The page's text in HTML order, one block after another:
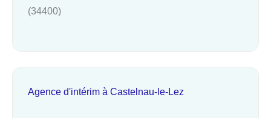
(34400)
Agence d'intérim à Castelnau-le-Lez